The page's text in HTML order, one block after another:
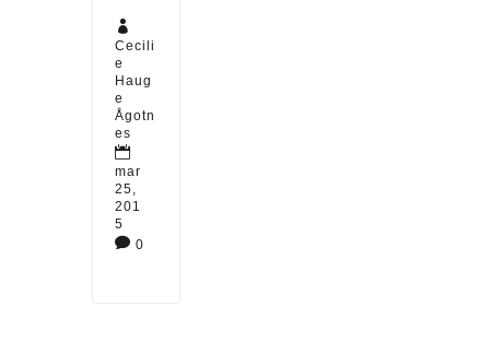

Cecili
e
Haug
e
Ågotn
es

mar
25,
201
5
 0